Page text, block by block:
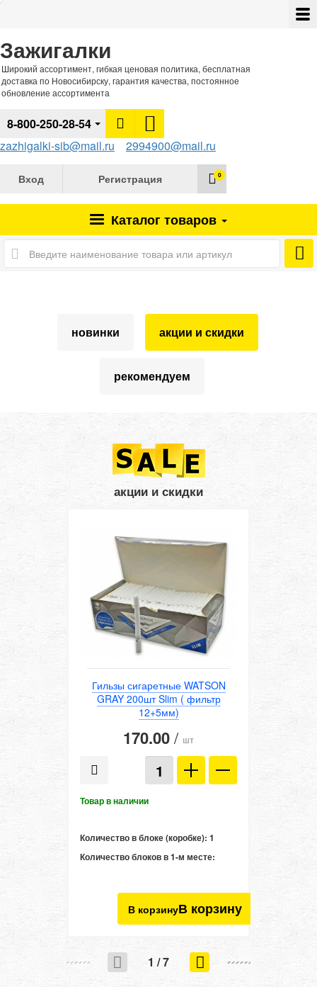
Зажигалки
Широкий ассортимент, гибкая ценовая политика, бесплатная
доставка по Новосибирску, гарантия качества, постоянное
обновление ассортимента
8-800-250-28-54
zazhigalki-sib@mail.ru
2994900@mail.ru
Вход Регистрация 0
Каталог товаров
новинки акции и скидки
рекомендуем
акции и скидки
Гильзы сигаретные WATSON
GRAY 200шт Slim ( фильтр
12+5мм)
170.00/ шт
Количество в блоке (коробке): 1
Количество блоков в 1-м месте:
В корзину
1 /7